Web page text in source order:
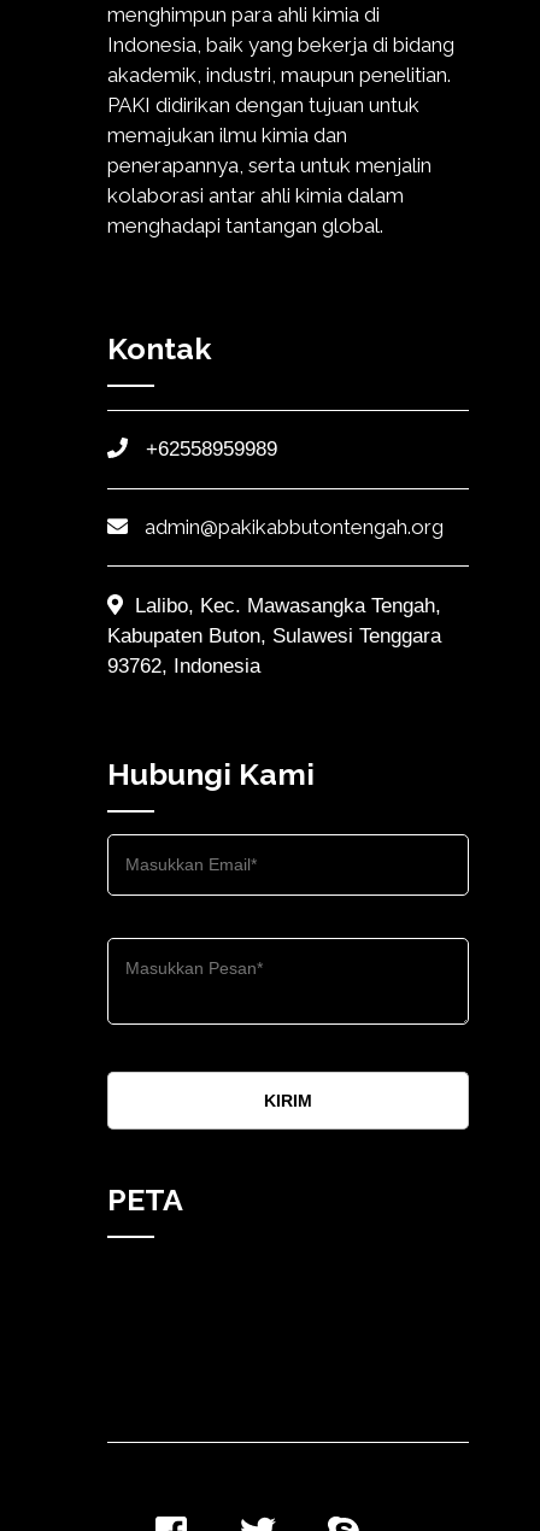
menghimpun para ahli kimia di
Indonesia, baik yang bekerja di bidang
akademik, industri, maupun penelitian.
PAKI didirikan dengan tujuan untuk
memajukan ilmu kimia dan
penerapannya, serta untuk menjalin
kolaborasi antar ahli kimia dalam
menghadapi tantangan global.
Kontak
+62558959989
admin@pakikabbutontengah.org
Lalibo, Kec. Mawasangka Tengah,
Kabupaten Buton, Sulawesi Tenggara
93762, Indonesia
Hubungi Kami
KIRIM
PETA